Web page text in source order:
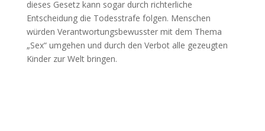
dieses Gesetz kann sogar durch richterliche
Entscheidung die Todesstrafe folgen. Menschen
würden Verantwortungsbewusster mit dem Thema
„Sex“ umgehen und durch den Verbot alle gezeugten
Kinder zur Welt bringen.